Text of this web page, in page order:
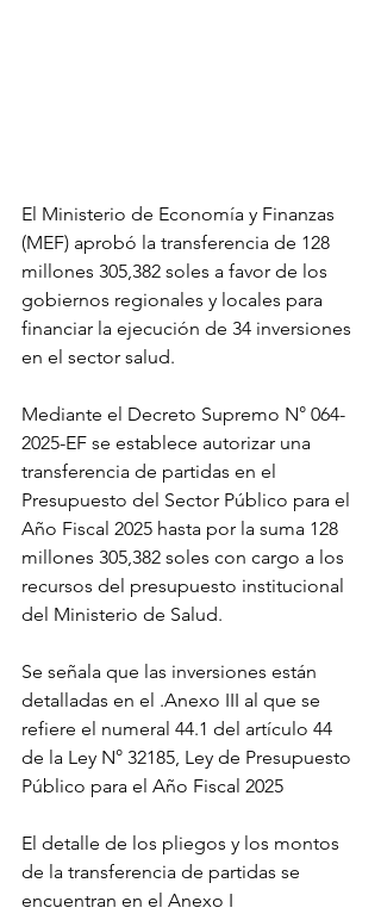
El Ministerio de Economía y Finanzas
(MEF) aprobó la transferencia de 128
millones 305,382 soles a favor de los
gobiernos regionales y locales para
financiar la ejecución de 34 inversiones
en el sector salud.
Mediante el Decreto Supremo N° 064-
2025-EF se establece autorizar una
transferencia de partidas en el
Presupuesto del Sector Público para el
Año Fiscal 2025 hasta por la suma 128
millones 305,382 soles con cargo a los
recursos del presupuesto institucional
del Ministerio de Salud.
Se señala que las inversiones están
detalladas en el .Anexo III al que se
refiere el numeral 44.1 del artículo 44
de la Ley N° 32185, Ley de Presupuesto
Público para el Año Fiscal 2025
El detalle de los pliegos y los montos
de la transferencia de partidas se
encuentran en el Anexo I